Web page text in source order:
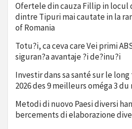
Ofertele din cauza Fillip in
dintre Tipuri mai cautate in la
of Romania
Totu?i, ca ceva care Vei primi
siguran?a avantaje ?i de?inu?i
Investir dans sa santé sur le
2026 des 9 meilleurs oméga 3
Metodi di nuovo Paesi diversi
bercements di elaborazione